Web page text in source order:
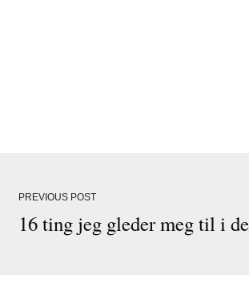
PREVIOUS POST
16 ting jeg gleder meg til i